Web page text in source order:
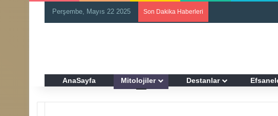
Perşembe, Mayıs 22 2025 Son Dakika Haberleri
AnaSayfa Mitolojiler Destanlar